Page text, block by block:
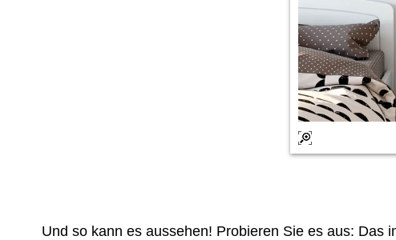
Und so kann es aussehen! Probieren Sie es aus: Das